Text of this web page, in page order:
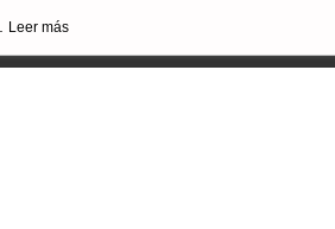
Leer más